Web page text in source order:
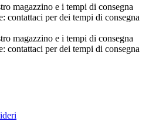
magazzino e i tempi di consegna
contattaci per dei tempi di consegna
magazzino e i tempi di consegna
contattaci per dei tempi di consegna